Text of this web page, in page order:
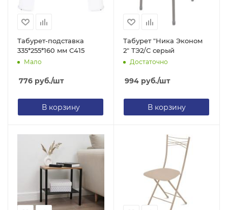
Табурет-подставка
335*255*160 мм С415
Мало
776 руб./шт
В корзину
Табурет "Ника Эконом
2" ТЭ2/С серый
Достаточно
994 руб./шт
В корзину